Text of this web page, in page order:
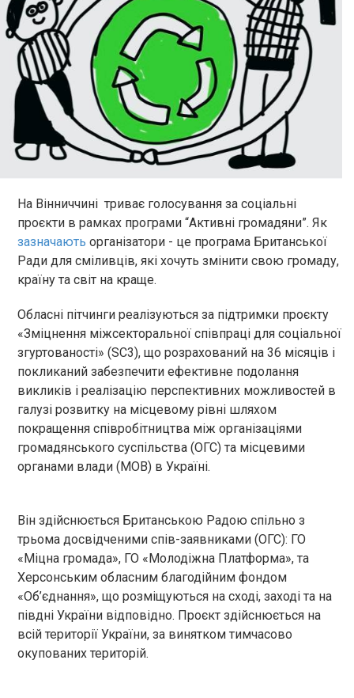
На Вінниччині триває голосування за соціальні
проєкти в рамках програми “Активні громадяни”. Як
зазначають організатори - це програма Британської
Ради для сміливців, які хочуть змінити свою громаду,
країну та світ на краще.
Обласні пітчинги реалізуються за підтримки проєкту
«Зміцнення міжсекторальної співпраці для соціальної
згуртованості» (SC3), що розрахований на 36 місяців і
покликаний забезпечити ефективне подолання
викликів і реалізацію перспективних можливостей в
галузі розвитку на місцевому рівні шляхом
покращення співробітництва між організаціями
громадянського суспільства (ОГС) та місцевими
органами влади (МОВ) в Україні.
Він здійснюється Британською Радою спільно з
трьома досвідченими спів-заявниками (ОГС): ГО
«Міцна громада», ГО «Молодіжна Платформа», та
Херсонським обласним благодійним фондом
«Об’єднання», що розміщуються на сході, заході та на
півдні України відповідно. Проєкт здійснюється на
всій території України, за винятком тимчасово
окупованих територій.